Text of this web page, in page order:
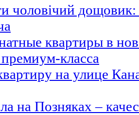
чоловічий дощовик:
квартиры в
класса
на улице
на Позняках –